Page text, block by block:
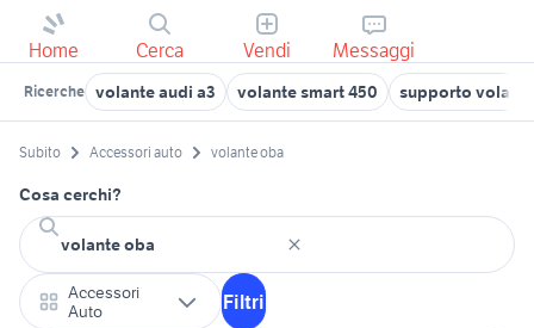
Home Cerca Vendi Messaggi
Ricerche volante audi a3 volante smart 450 supporto
Subito Accessori auto volante oba
Cosa cerchi?
Accessori
Auto
Filtri